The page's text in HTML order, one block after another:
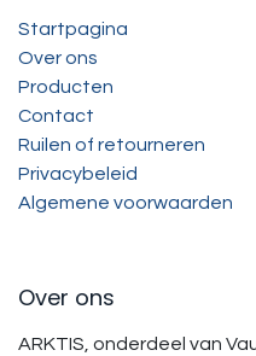
Startpagina
Over ons
Producten
Contact
Ruilen of retourneren
Privacybeleid
Algemene voorwaarden
Over ons
ARKTIS, onderdeel van